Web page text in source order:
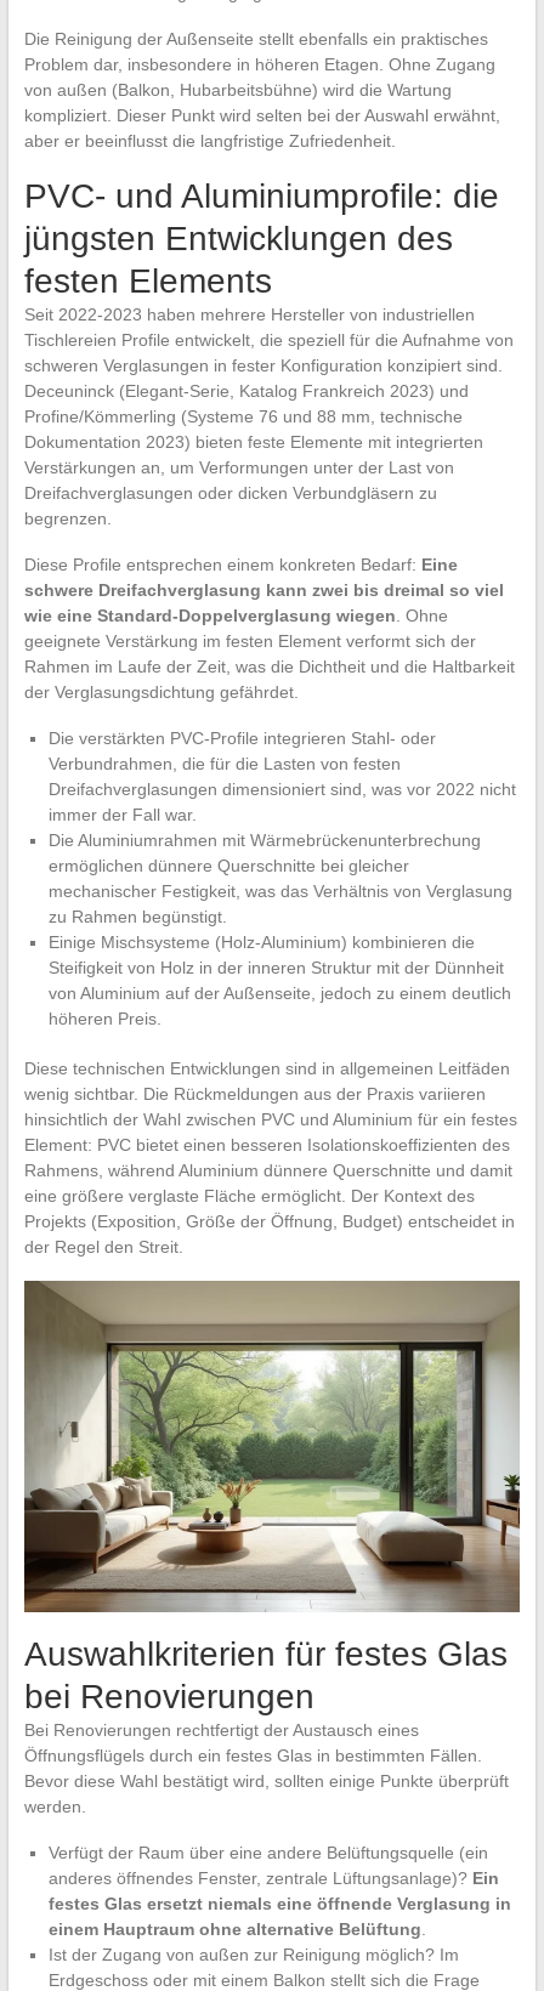
Die Reinigung der Außenseite stellt ebenfalls ein praktisches
Problem dar, insbesondere in höheren Etagen. Ohne Zugang
von außen (Balkon, Hubarbeitsbühne) wird die Wartung
kompliziert. Dieser Punkt wird selten bei der Auswahl erwähnt,
aber er beeinflusst die langfristige Zufriedenheit.
PVC- und Aluminiumprofile: die
jüngsten Entwicklungen des
festen Elements
Seit 2022-2023 haben mehrere Hersteller von industriellen
Tischlereien Profile entwickelt, die speziell für die Aufnahme von
schweren Verglasungen in fester Konfiguration konzipiert sind.
Deceuninck (Elegant-Serie, Katalog Frankreich 2023) und
Profine/Kömmerling (Systeme 76 und 88 mm, technische
Dokumentation 2023) bieten feste Elemente mit integrierten
Verstärkungen an, um Verformungen unter der Last von
Dreifachverglasungen oder dicken Verbundgläsern zu
begrenzen.
Diese Profile entsprechen einem konkreten Bedarf: Eine
schwere Dreifachverglasung kann zwei bis dreimal so viel
wie eine Standard-Doppelverglasung wiegen. Ohne
geeignete Verstärkung im festen Element verformt sich der
Rahmen im Laufe der Zeit, was die Dichtheit und die Haltbarkeit
der Verglasungsdichtung gefährdet.
Die verstärkten PVC-Profile integrieren Stahl- oder
Verbundrahmen, die für die Lasten von festen
Dreifachverglasungen dimensioniert sind, was vor 2022 nicht
immer der Fall war.
Die Aluminiumrahmen mit Wärmebrückenunterbrechung
ermöglichen dünnere Querschnitte bei gleicher
mechanischer Festigkeit, was das Verhältnis von Verglasung
zu Rahmen begünstigt.
Einige Mischsysteme (Holz-Aluminium) kombinieren die
Steifigkeit von Holz in der inneren Struktur mit der Dünnheit
von Aluminium auf der Außenseite, jedoch zu einem deutlich
höheren Preis.
Diese technischen Entwicklungen sind in allgemeinen Leitfäden
wenig sichtbar. Die Rückmeldungen aus der Praxis variieren
hinsichtlich der Wahl zwischen PVC und Aluminium für ein festes
Element: PVC bietet einen besseren Isolationskoeffizienten des
Rahmens, während Aluminium dünnere Querschnitte und damit
eine größere verglaste Fläche ermöglicht. Der Kontext des
Projekts (Exposition, Größe der Öffnung, Budget) entscheidet in
der Regel den Streit.
Auswahlkriterien für festes Glas
bei Renovierungen
Bei Renovierungen rechtfertigt der Austausch eines
Öffnungsflügels durch ein festes Glas in bestimmten Fällen.
Bevor diese Wahl bestätigt wird, sollten einige Punkte überprüft
werden.
Verfügt der Raum über eine andere Belüftungsquelle (ein
anderes öffnendes Fenster, zentrale Lüftungsanlage)? Ein
festes Glas ersetzt niemals eine öffnende Verglasung in
einem Hauptraum ohne alternative Belüftung
Ist der Zugang von außen zur Reinigung möglich? Im
Erdgeschoss oder mit einem Balkon stellt sich die Frage